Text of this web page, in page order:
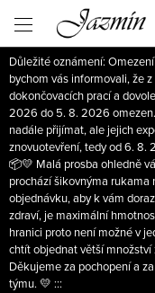
obsah
Důležité oznámení:
bychom vás informovali, že
dokončovacích prací a
2026 do 5. 8. 2026
nadále přijímat, ale jejich
znovuotevření, tedy od 6. 8.
📦💛 Malá prosba ohledně
prochází šikovnýma rukama
objednávku, aby k vám
zdraví, je maximální
hranici proto není možné v
chtít objednat větší
Děkujeme za pochopení a
týmu. 💛 :::